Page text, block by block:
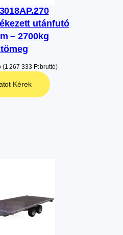
utánfutó
– 2700kg
(1 267 333 Ftbruttó)
Kérek